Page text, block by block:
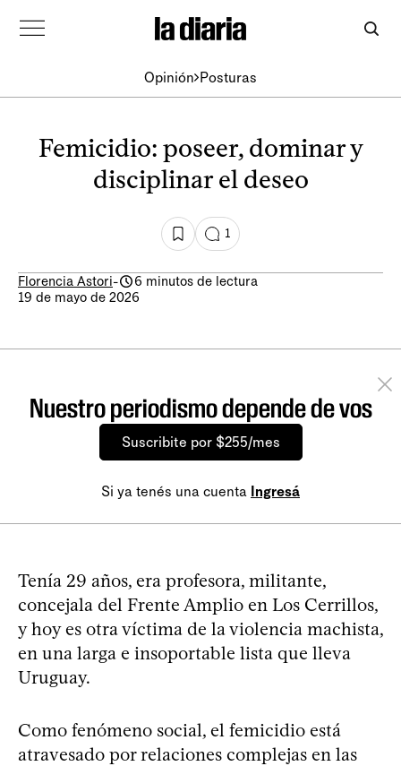
Opinión Posturas
Femicidio: poseer, dominar y
disciplinar el deseo
1
Florencia Astori-
6 minutos de lectura
19 de mayo de 2026
Nuestro periodismo depende de vos
Suscribite por $255/mes
Si ya tenés una cuenta Ingresá
Tenía 29 años, era profesora, militante,
concejala del Frente Amplio en Los Cerrillos,
y hoy es otra víctima de la violencia machista,
en una larga e insoportable lista que lleva
Uruguay.
Como fenómeno social, el femicidio está
atravesado por relaciones complejas en las